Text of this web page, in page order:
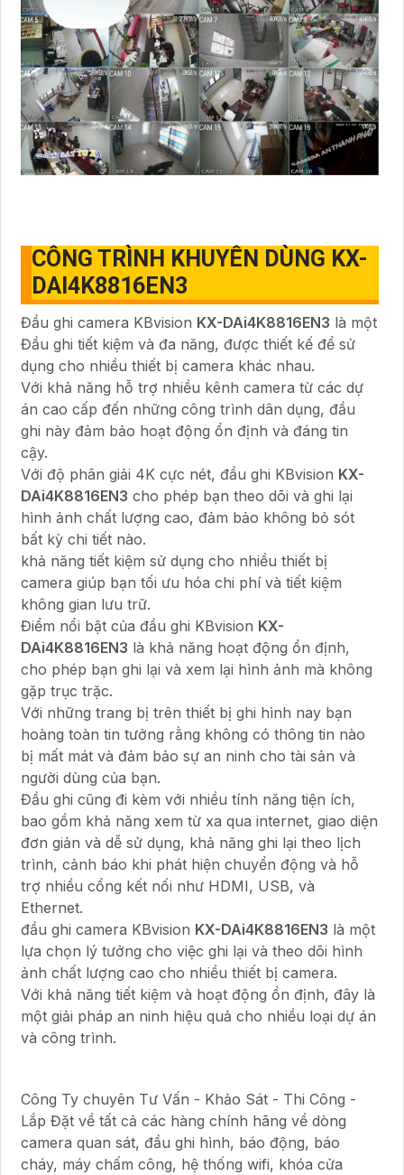
CÔNG TRÌNH KHUYÊN DÙNG KX-
DAI4K8816EN3
Đầu ghi camera KBvision KX-DAi4K8816EN3 là một
Đầu ghi tiết kiệm và đa năng, được thiết kế để sử
dụng cho nhiều thiết bị camera khác nhau.
Với khả năng hỗ trợ nhiều kênh camera từ các dự
án cao cấp đến những công trình dân dụng, đầu
ghi này đảm bảo hoạt động ổn định và đáng tin
cậy.
Với độ phân giải 4K cực nét, đầu ghi KBvision KX-
DAi4K8816EN3 cho phép bạn theo dõi và ghi lại
hình ảnh chất lượng cao, đảm bảo không bỏ sót
bất kỳ chi tiết nào.
khả năng tiết kiệm sử dụng cho nhiều thiết bị
camera giúp bạn tối ưu hóa chi phí và tiết kiệm
không gian lưu trữ.
Điểm nổi bật của đầu ghi KBvision KX-
DAi4K8816EN3 là khả năng hoạt động ổn định,
cho phép bạn ghi lại và xem lại hình ảnh mà không
gặp trục trặc.
Với những trang bị trên thiết bị ghi hình nay bạn
hoàng toàn tin tưởng rằng không có thông tin nào
bị mất mát và đảm bảo sự an ninh cho tài sản và
người dùng của bạn.
Đầu ghi cũng đi kèm với nhiều tính năng tiện ích,
bao gồm khả năng xem từ xa qua internet, giao diện
đơn giản và dễ sử dụng, khả năng ghi lại theo lịch
trình, cảnh báo khi phát hiện chuyển động và hỗ
trợ nhiều cổng kết nối như HDMI, USB, và
Ethernet.
đầu ghi camera KBvision KX-DAi4K8816EN3 là một
lựa chọn lý tưởng cho việc ghi lại và theo dõi hình
ảnh chất lượng cao cho nhiều thiết bị camera.
Với khả năng tiết kiệm và hoạt động ổn định, đây là
một giải pháp an ninh hiệu quả cho nhiều loại dự án
và công trình.
Công Ty chuyên Tư Vấn - Khảo Sát - Thi Công -
Lắp Đặt về tất cả các hàng chính hãng về dòng
camera quan sát, đầu ghi hình, báo động, báo
cháy, máy chấm công, hệ thống wifi, khóa cửa